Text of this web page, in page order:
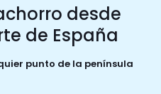
desde
de España
punto de la península